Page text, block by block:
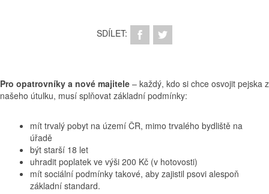
SDÍLET:
Pro opatrovníky a nové majitele – každý, kdo si chce osvojit pejska z
našeho útulku, musí splňovat základní podmínky:
mít trvalý pobyt na území ČR, mimo trvalého bydliště na
úřadě
být starší 18 let
uhradit poplatek ve výši 200 Kč (v hotovosti)
mít sociální podmínky takové, aby zajistil psovi alespoň
základní standard.